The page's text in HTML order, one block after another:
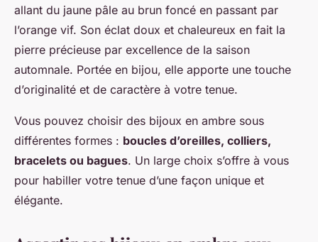
allant du jaune pâle au brun foncé en passant par
l’orange vif. Son éclat doux et chaleureux en fait la
pierre précieuse par excellence de la saison
automnale. Portée en bijou, elle apporte une touche
d’originalité et de caractère à votre tenue.
Vous pouvez choisir des bijoux en ambre sous
différentes formes : boucles d’oreilles, colliers,
bracelets ou bagues. Un large choix s’offre à vous
pour habiller votre tenue d’une façon unique et
élégante.